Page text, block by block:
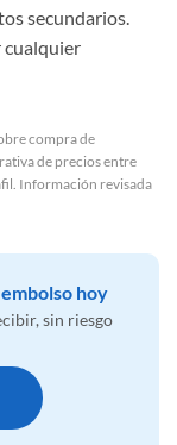
secundarios.
cualquier
compra de
de precios entre
Información revisada
hoy
sin riesgo